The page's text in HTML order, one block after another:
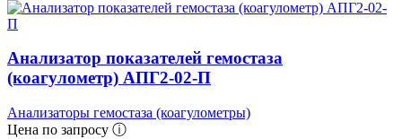
Анализатор показателей гемостаза
(коагулометр) АПГ2-02-П
Анализаторы гемостаза (коагулометры)
Цена по запросу ⓘ